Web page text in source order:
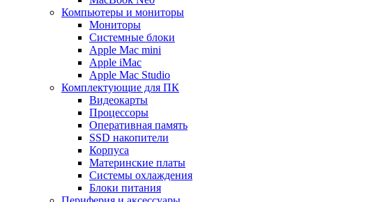
Компьютеры и мониторы
Мониторы
Системные блоки
Apple Mac mini
Apple iMac
Apple Mac Studio
Комплектующие для ПК
Видеокарты
Процессоры
Оперативная память
SSD накопители
Корпуса
Материнские платы
Системы охлаждения
Блоки питания